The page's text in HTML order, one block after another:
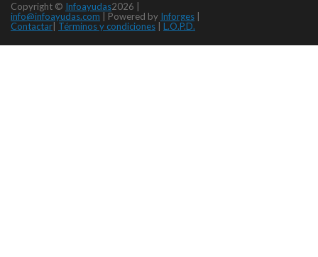
Copyright © Infoayudas2026 |
info@infoayudas.com
Powered by Inforges
Contactar Términos y condiciones L.O.P.D.